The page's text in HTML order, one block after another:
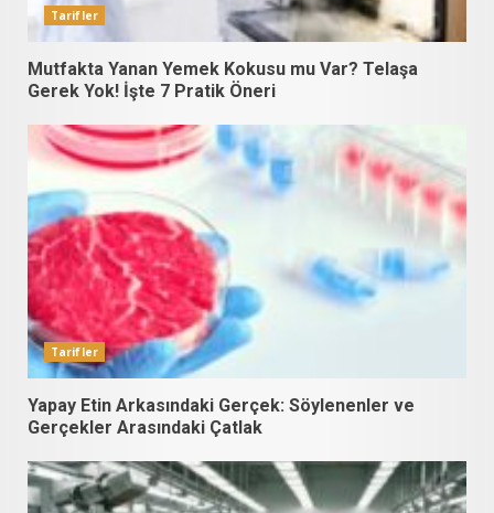
Tarifler
Mutfakta Yanan Yemek Kokusu mu Var? Telaşa
Gerek Yok! İşte 7 Pratik Öneri
Tarifler
Yapay Etin Arkasındaki Gerçek: Söylenenler ve
Gerçekler Arasındaki Çatlak